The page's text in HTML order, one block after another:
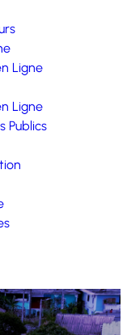
Ligne
Ligne
Publics